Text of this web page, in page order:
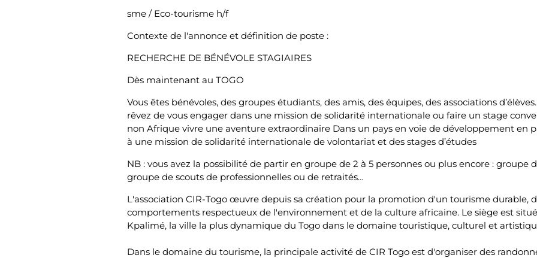
sme / Eco-tourisme h/f
Contexte de l'annonce et définition de poste :
RECHERCHE DE BÉNÉVOLE STAGIAIRES
Dès maintenant au TOGO
Vous êtes bénévoles, des groupes étudiants, des amis, des équipes, des associations
rêvez de vous engager dans une mission de solidarité internationale ou faire un stage
non Afrique vivre une aventure extraordinaire Dans un pays en voie de développement en
à une mission de solidarité internationale de volontariat et des stages d’études
NB : vous avez la possibilité de partir en groupe de 2 à 5 personnes ou plus encore : groupe
groupe de scouts de professionnelles ou de retraités…
L'association CIR-Togo œuvre depuis sa création pour la promotion d'un tourisme durable,
comportements respectueux de l'environnement et de la culture africaine. Le siège est
Kpalimé, la ville la plus dynamique du Togo dans le domaine touristique, culturel et
Dans le domaine du tourisme, la principale activité de CIR Togo est d'organiser des